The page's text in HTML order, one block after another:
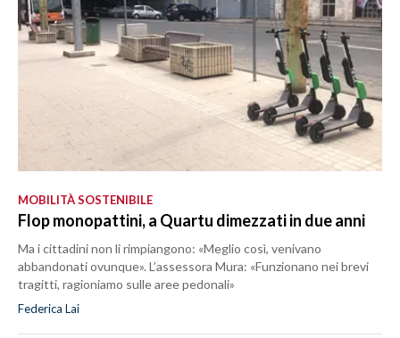
MOBILITÀ SOSTENIBILE
Flop monopattini, a Quartu dimezzati in due anni
Ma i cittadini non li rimpiangono: «Meglio così, venivano
abbandonati ovunque». L’assessora Mura: «Funzionano nei brevi
tragitti, ragioniamo sulle aree pedonali»
Federica Lai